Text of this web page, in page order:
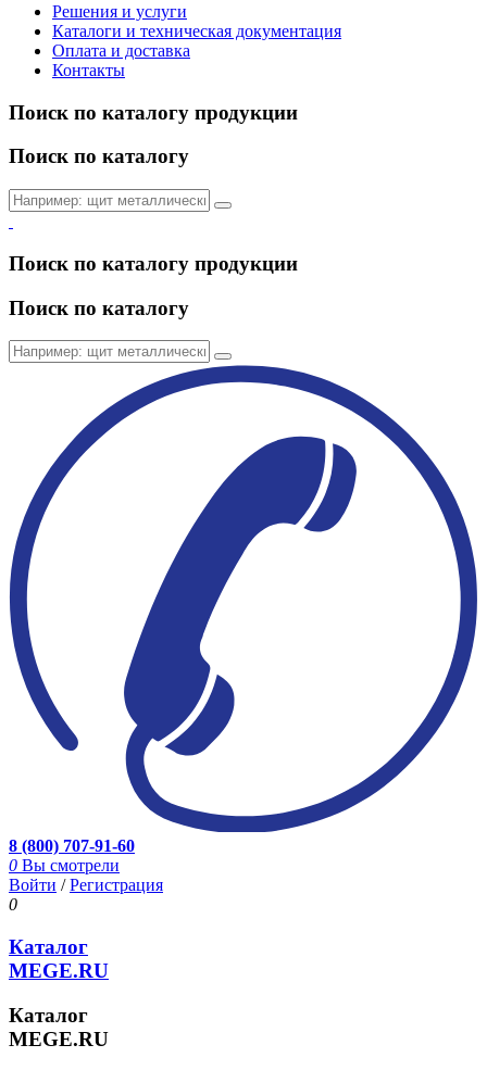
Решения и услуги
Каталоги и техническая документация
Оплата и доставка
Контакты
Поиск по каталогу продукции
Поиск по каталогу
Поиск по каталогу продукции
Поиск по каталогу
8 (800) 707-91-60
0 Вы смотрели
Войти /Регистрация
0
Каталог
MEGE.RU
Каталог
MEGE.RU